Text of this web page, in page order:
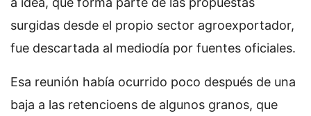
surgidas desde el propio sector agroexportador,
fue descartada al mediodía por fuentes oficiales.
Esa reunión había ocurrido poco después de una
baja a las retencioens de algunos granos, que